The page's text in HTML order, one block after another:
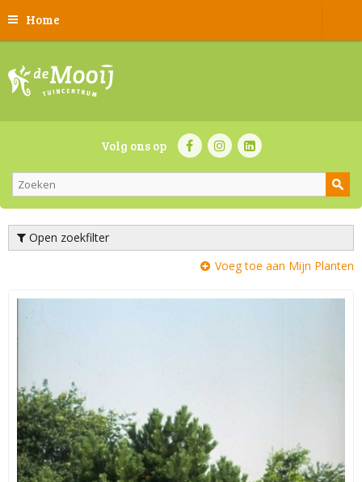
Home
Volg ons op
Open zoekfilter
Voeg toe aan Mijn Planten